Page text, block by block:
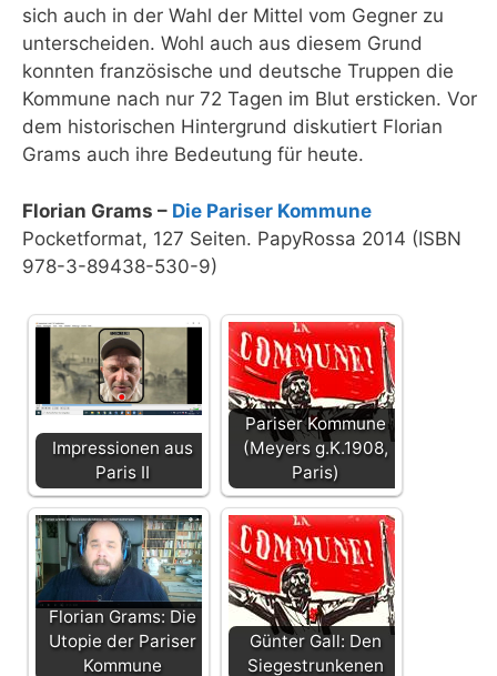
sich auch in der Wahl der Mittel vom Gegner zu
unterscheiden. Wohl auch aus diesem Grund
konnten französische und deutsche Truppen die
Kommune nach nur 72 Tagen im Blut ersticken. Vor
dem historischen Hintergrund diskutiert Florian
Grams auch ihre Bedeutung für heute.
Florian Grams – Die Pariser Kommune
Pocketformat, 127 Seiten. PapyRossa 2014 (ISBN
978-3-89438-530-9)
Impressionen aus
Paris II
Pariser Kommune
(Meyers g.K.1908,
Paris)
Florian Grams: Die
Utopie der Pariser
Kommune
Günter Gall: Den
Siegestrunkenen